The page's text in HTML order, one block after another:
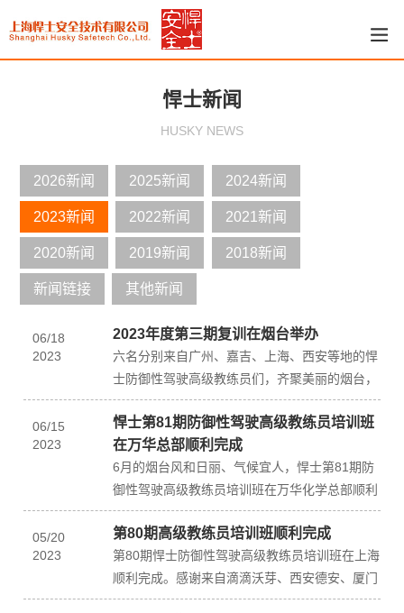
悍士新闻
HUSKY NEWS
2026新闻 2025新闻 2024新闻
2023新闻 2022新闻 2021新闻
2020新闻 2019新闻 2018新闻
新闻链接 其他新闻
06/18
2023
2023年度第三期复训在烟台举办
六名分别来自广州、嘉吉、上海、西安等地的悍
士防御性驾驶高级教练员们，齐聚美丽的烟台，
进行了为期2天的复训训练，既交流提升了悍士
防御性驾驶技术...
06/15
2023
悍士第81期防御性驾驶高级教练员培训班
在万华总部顺利完成
6月的烟台风和日丽、气候宜人，悍士第81期防
御性驾驶高级教练员培训班在万华化学总部顺利
完成。来自万华各基地的道路安全相关人员及承
运商安全负责...
05/20
2023
第80期高级教练员培训班顺利完成
第80期悍士防御性驾驶高级教练员培训班在上海
顺利完成。感谢来自滴滴沃芽、西安德安、厦门
象屿壳牌、金运达物流的学员们，经过刻苦的训